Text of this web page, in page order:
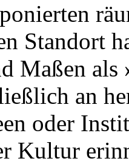
Standort
Maßen
an
oder
Kultur